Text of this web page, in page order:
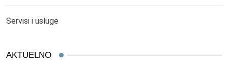
Servisi i usluge
AKTUELNO